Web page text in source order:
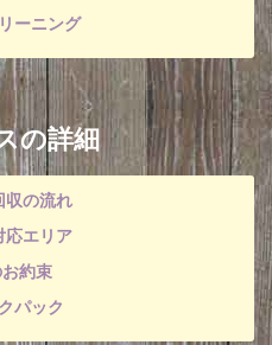
ーニング
の詳細
収の流れ
応エリア
約束
パック